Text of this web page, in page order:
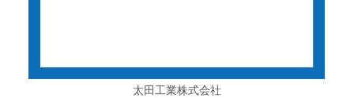
太田工業株式会社